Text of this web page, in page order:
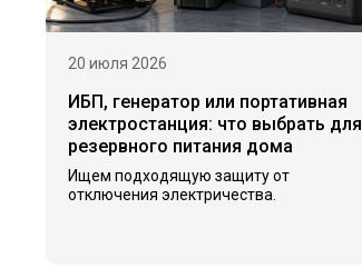
20 июля 2026
ИБП, генератор или портативная
электростанция: что выбрать для
резервного питания дома
Ищем подходящую защиту от
отключения электричества.